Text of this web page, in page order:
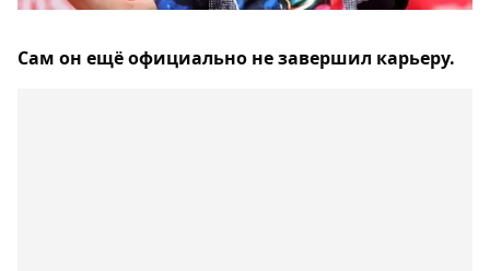
Сам он ещё официально не завершил карьеру.